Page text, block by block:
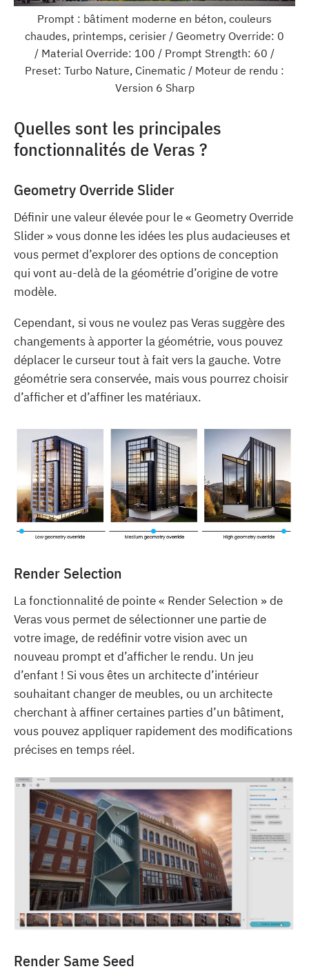
Prompt : bâtiment moderne en béton, couleurs
chaudes, printemps, cerisier / Geometry Override: 0
/ Material Override: 100 / Prompt Strength: 60 /
Preset: Turbo Nature, Cinematic / Moteur de rendu :
Version 6 Sharp
Quelles sont les principales
fonctionnalités de Veras ?
Geometry Override Slider
Définir une valeur élevée pour le « Geometry Override
Slider » vous donne les idées les plus audacieuses et
vous permet d’explorer des options de conception
qui vont au-delà de la géométrie d’origine de votre
modèle.
Cependant, si vous ne voulez pas Veras suggère des
changements à apporter la géométrie, vous pouvez
déplacer le curseur tout à fait vers la gauche. Votre
géométrie sera conservée, mais vous pourrez choisir
d’afficher et d’affiner les matériaux.
Render Selection
La fonctionnalité de pointe « Render Selection » de
Veras vous permet de sélectionner une partie de
votre image, de redéfinir votre vision avec un
nouveau prompt et d’afficher le rendu. Un jeu
d’enfant ! Si vous êtes un architecte d’intérieur
souhaitant changer de meubles, ou un architecte
cherchant à affiner certaines parties d’un bâtiment,
vous pouvez appliquer rapidement des modifications
précises en temps réel.
Render Same Seed